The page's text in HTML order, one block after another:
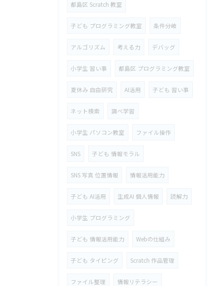
都島区 Scratch 教室
子ども プログラミング教室 条件分岐
アルゴリズム 考える力 デバッグ
小学生 習い事 都島区 プログラミング教室
夏休み 自由研究 AI活用 子ども 習い事
ネット検索 調べ学習
小学生 パソコン教室 ファイル操作
SNS 子ども 情報モラル
SNS 写真 位置情報 情報活用能力
子ども AI活用 生成AI 個人情報 読解力
小学生 プログラミング
子ども 情報活用能力 Webの仕組み
子ども タイピング Scratch 作品管理
ファイル整理 情報リテラシー